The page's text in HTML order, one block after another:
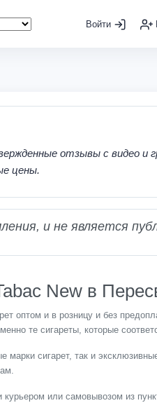
Войти
отзывы с видео и
цены.
и не является
New в
оптом и в розницу и без
те сигареты, которые
марки сигарет, так и
или самовывозом из